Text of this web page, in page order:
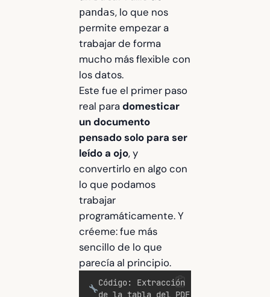
pandas, lo que nos
permite empezar a
trabajar de forma
mucho más flexible con
los datos.
Este fue el primer paso
real paradomesticar
un documento
pensado solo para ser
leído a ojo, y
convertirlo en algo con
lo que podamos
trabajar
programáticamente. Y
créeme: fue más
sencillo de lo que
parecía al principio.
Código: Extracción
de la tabla del PDF